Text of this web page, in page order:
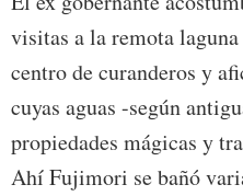
visitas a la remota
centro de curanderos y
cuyas aguas -según
propiedades mágicas y
Ahí Fujimori se bañó